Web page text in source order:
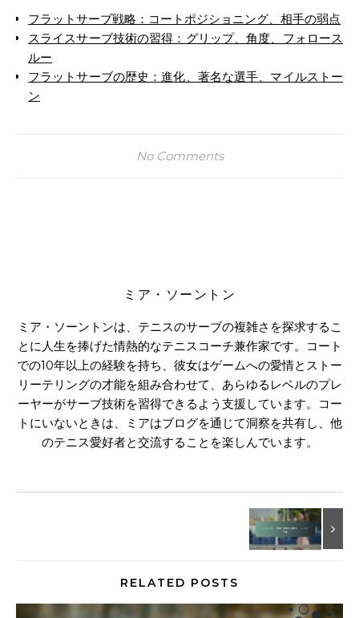
フラットサーブ戦略：コートポジショニング、相手の弱点
スライスサーブ技術の習得：グリップ、角度、フォロース
ルー
フラットサーブの歴史：進化、著名な選手、マイルストー
ン
No Comments
ミア・ソーントン
ミア・ソーントンは、テニスのサーブの複雑さを探求するこ
とに人生を捧げた情熱的なテニスコーチ兼作家です。コート
での10年以上の経験を持ち、彼女はゲームへの愛情とストー
リーテリングの才能を組み合わせて、あらゆるレベルのプレ
ーヤーがサーブ技術を習得できるよう支援しています。コー
トにいないときは、ミアはブログを通じて洞察を共有し、他
のテニス愛好者と交流することを楽しんでいます。
RELATED POSTS